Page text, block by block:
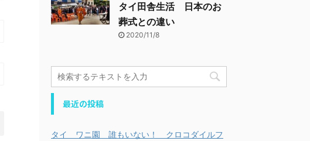
タイ田舎生活 日本のお
葬式との違い
2020/11/8
最近の投稿
タイ ワニ園 誰もいない！ クロコダイルフ